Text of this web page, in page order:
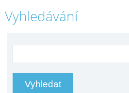
Vyhledávání